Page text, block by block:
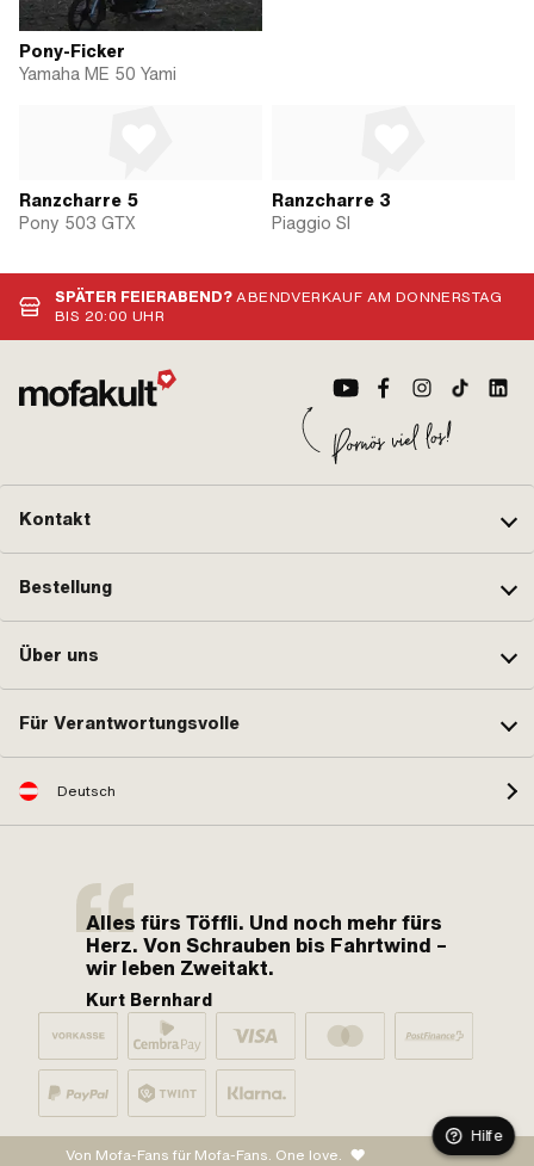
Pony-Ficker
Yamaha ME 50 Yami
Ranzcharre 5
Pony 503 GTX
Ranzcharre 3
Piaggio SI
SPÄTER FEIERABEND?ABENDVERKAUF AM DONNERSTAG
BIS 20:00 UHR
Kontakt
Bestellung
Über uns
Für Verantwortungsvolle
Deutsch
Alles fürs Töffli. Und noch mehr fürs
Herz. Von Schrauben bis Fahrtwind –
wir leben Zweitakt.
Kurt Bernhard
Von Mofa-Fans für Mofa-Fans. One love.
Hilfe